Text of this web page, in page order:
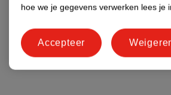
hoe we je gegevens verwerken lees je
Accepteer